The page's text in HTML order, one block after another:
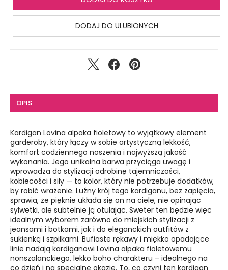
DODAJ DO ULUBIONYCH
OPIS
Kardigan Lovina alpaka fioletowy to wyjątkowy element
garderoby, który łączy w sobie artystyczną lekkość,
komfort codziennego noszenia i najwyższą jakość
wykonania. Jego unikalna barwa przyciąga uwagę i
wprowadza do stylizacji odrobinę tajemniczości,
kobiecości i siły — to kolor, który nie potrzebuje dodatków,
by robić wrażenie. Luźny krój tego kardiganu, bez zapięcia,
sprawia, że pięknie układa się on na ciele, nie opinając
sylwetki, ale subtelnie ją otulając. Sweter ten będzie więc
idealnym wyborem zarówno do miejskich stylizacji z
jeansami i botkami, jak i do eleganckich outfitów z
sukienką i szpilkami. Bufiaste rękawy i miękko opadające
linie nadają kardiganowi Lovina alpaka fioletowemu
nonszalanckiego, lekko boho charakteru – idealnego na